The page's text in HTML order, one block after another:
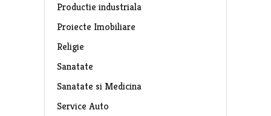
Productie industriala
Proiecte Imobiliare
Religie
Sanatate
Sanatate si Medicina
Service Auto